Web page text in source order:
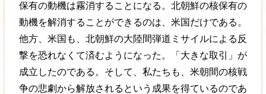
保有の動機は霧消することになる。北朝鮮の核保有の
動機を解消することができるのは、米国だけである。
他方、米国も、北朝鮮の大陸間弾道ミサイルによる反
撃を恐れなくて済むようになった。「大きな取引」が
成立したのである。そして、私たちも、米朝間の核戦
争の悲劇から解放されるという成果を得ているのであ